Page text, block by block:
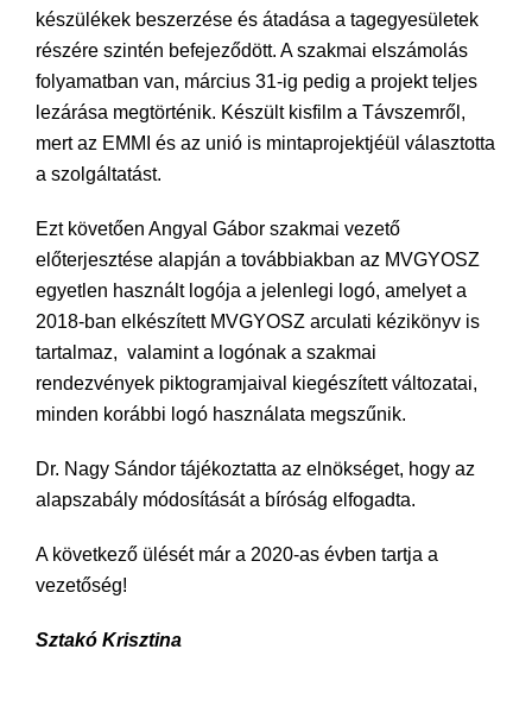
készülékek beszerzése és átadása a tagegyesületek
részére szintén befejeződött. A szakmai elszámolás
folyamatban van, március 31-ig pedig a projekt teljes
lezárása megtörténik. Készült kisfilm a Távszemről,
mert az EMMI és az unió is mintaprojektjéül választotta
a szolgáltatást.
Ezt követően Angyal Gábor szakmai vezető
előterjesztése alapján a továbbiakban az MVGYOSZ
egyetlen használt logója a jelenlegi logó, amelyet a
2018-ban elkészített MVGYOSZ arculati kézikönyv is
tartalmaz, valamint a logónak a szakmai
rendezvények piktogramjaival kiegészített változatai,
minden korábbi logó használata megszűnik.
Dr. Nagy Sándor tájékoztatta az elnökséget, hogy az
alapszabály módosítását a bíróság elfogadta.
A következő ülését már a 2020-as évben tartja a
vezetőség!
Sztakó Krisztina